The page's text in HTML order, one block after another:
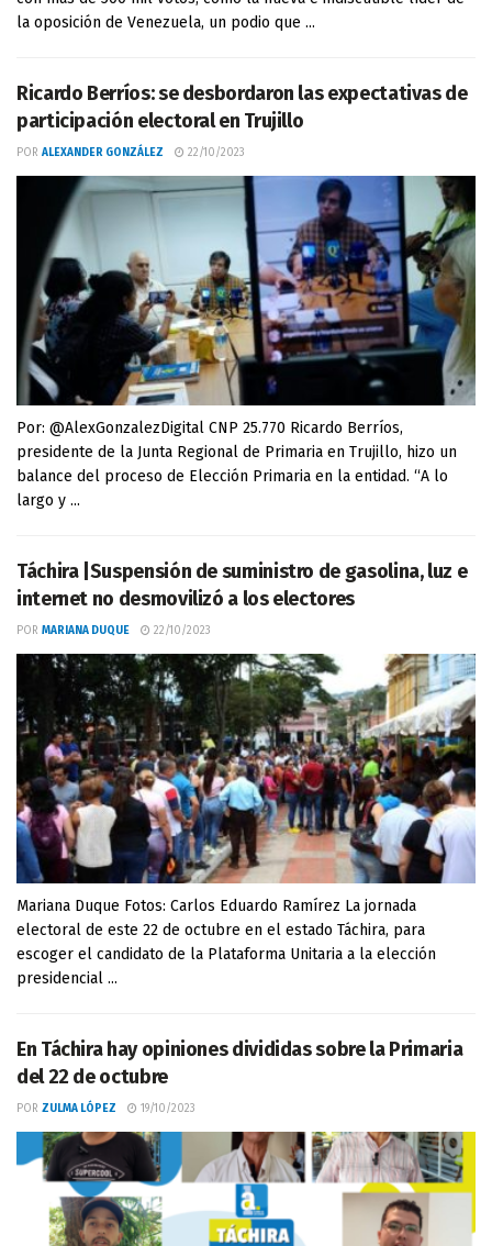
la oposición de Venezuela, un podio que ...
Ricardo Berríos: se desbordaron las expectativas de
participación electoral en Trujillo
POR ALEXANDER GONZÁLEZ 22/10/2023
Por: @AlexGonzalezDigital CNP 25.770 Ricardo Berríos,
presidente de la Junta Regional de Primaria en Trujillo, hizo un
balance del proceso de Elección Primaria en la entidad. “A lo
largo y ...
Táchira |Suspensión de suministro de gasolina, luz e
internet no desmovilizó a los electores
POR MARIANA DUQUE 22/10/2023
Mariana Duque Fotos: Carlos Eduardo Ramírez La jornada
electoral de este 22 de octubre en el estado Táchira, para
escoger el candidato de la Plataforma Unitaria a la elección
presidencial ...
En Táchira hay opiniones divididas sobre la Primaria
del 22 de octubre
POR ZULMA LÓPEZ 19/10/2023